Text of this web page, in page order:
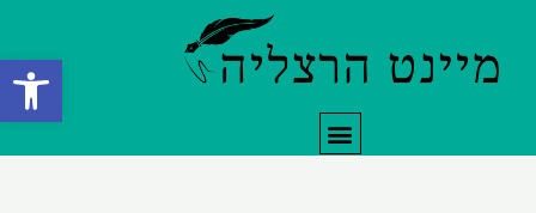
פתח
תפריט